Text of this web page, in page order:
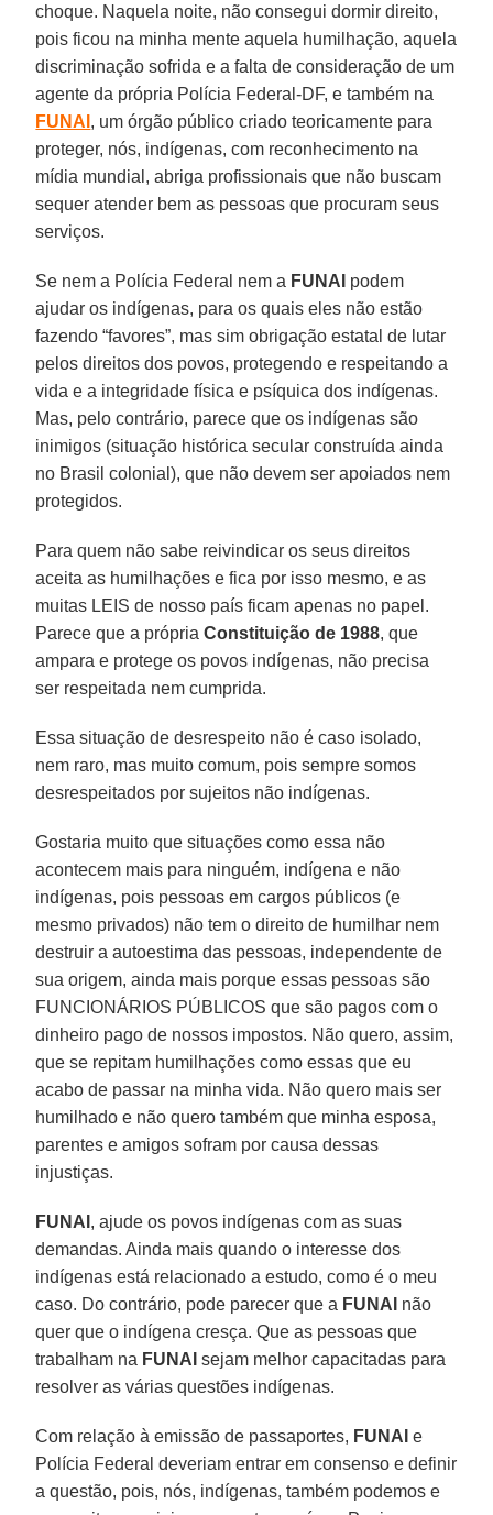
choque. Naquela noite, não consegui dormir direito,
pois ficou na minha mente aquela humilhação, aquela
discriminação sofrida e a falta de consideração de um
agente da própria Polícia Federal-DF, e também na
FUNAI , um órgão público criado teoricamente para
proteger, nós, indígenas, com reconhecimento na
mídia mundial, abriga profissionais que não buscam
sequer atender bem as pessoas que procuram seus
serviços.
Se nem a Polícia Federal nem a FUNAI podem
ajudar os indígenas, para os quais eles não estão
fazendo “favores”, mas sim obrigação estatal de lutar
pelos direitos dos povos, protegendo e respeitando a
vida e a integridade física e psíquica dos indígenas.
Mas, pelo contrário, parece que os indígenas são
inimigos (situação histórica secular construída ainda
no Brasil colonial), que não devem ser apoiados nem
protegidos.
Para quem não sabe reivindicar os seus direitos
aceita as humilhações e fica por isso mesmo, e as
muitas LEIS de nosso país ficam apenas no papel.
Parece que a própriaConstituição de 1988, que
ampara e protege os povos indígenas, não precisa
ser respeitada nem cumprida.
Essa situação de desrespeito não é caso isolado,
nem raro, mas muito comum, pois sempre somos
desrespeitados por sujeitos não indígenas.
Gostaria muito que situações como essa não
acontecem mais para ninguém, indígena e não
indígenas, pois pessoas em cargos públicos (e
mesmo privados) não tem o direito de humilhar nem
destruir a autoestima das pessoas, independente de
sua origem, ainda mais porque essas pessoas são
FUNCIONÁRIOS PÚBLICOS que são pagos com o
dinheiro pago de nossos impostos. Não quero, assim,
que se repitam humilhações como essas que eu
acabo de passar na minha vida. Não quero mais ser
humilhado e não quero também que minha esposa,
parentes e amigos sofram por causa dessas
injustiças.
FUNAI , ajude os povos indígenas com as suas
demandas. Ainda mais quando o interesse dos
indígenas está relacionado a estudo, como é o meu
caso. Do contrário, pode parecer que a FUNAI não
quer que o indígena cresça. Que as pessoas que
trabalham na FUNAI sejam melhor capacitadas para
resolver as várias questões indígenas.
Com relação à emissão de passaportes, FUNAI e
Polícia Federal deveriam entrar em consenso e definir
a questão, pois, nós, indígenas, também podemos e